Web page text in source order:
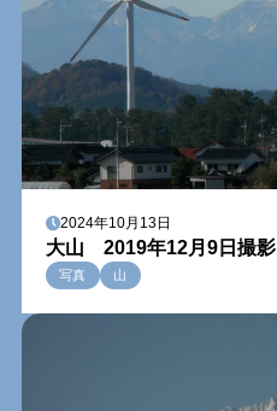
2024年10月13日
大山 2019年12月9日撮影
写真 山